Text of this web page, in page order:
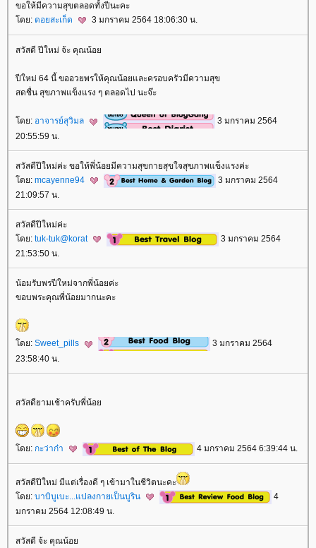
ขอให้มีความสุขตลอดทั้งปีนะคะ
ดย: ดอยสะเก็ด 3 มกราคม 2564 18:06:30 น.
สวัสดี ปีใหม่ จ้ะ คุณน้อ
ปีใหม่ 64 นี้ ขออวยพรให้คุณน้อยและครอบครัวมีความสุข
สดชื่น สุขภาพแข็งแรง ๆ ตลอดไป นะจ๊ะ
ดย: อาจารย์สุวิมล
3 มกราคม 2564
20:55:59 น.
สวัสดีปีใหม่ค่ะ ขอให้พี่น้อยมีความสุขกายสุขใจสุขภาพแข็งแรงค่ะ
ดย: mcayenne94
3 มกราคม 2564
21:09:57 น.
สวัสดีปีใหม่ค่ะ
ดย: tuk-tuk@korat
3 มกราคม 2564
21:53:50 น.
น้อมรับพรปีใหม่จากพี่น้อยค่ะ
ขอบพระคุณพี่น้อยมากนะคะ
ดย: Sweet_pills
3 มกราคม 2564
23:58:40 น.
สวัสดียามเช้าครับพี่น้อ
ดย: กะว่าก๋า 4 มกราคม 2564 6:39:44 น.
สวัสดีปีใหม่ มีแต่เรื่องดี ๆ เข้ามาในชีวิตนะคะ
ดย: บาบิบูเบะ...แปลงกายเป็นบูริน
4
มกราคม 2564 12:08:49 น.
สวัสดี จ้ะ คุณน้อ